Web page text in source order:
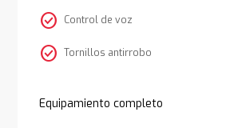
check_circle Control de voz
check_circle Tornillos antirrobo
Equipamiento completo